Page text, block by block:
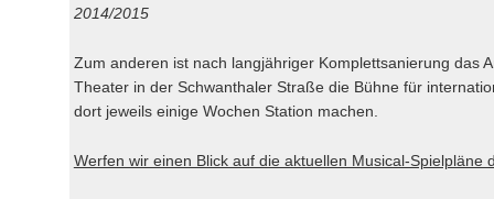
2014/2015
Zum anderen ist nach langjähriger Komplettsanierung das
Theater in der Schwanthaler Straße die Bühne für
dort jeweils einige Wochen Station machen.
Werfen wir einen Blick auf die aktuellen Musical-Spielpläne